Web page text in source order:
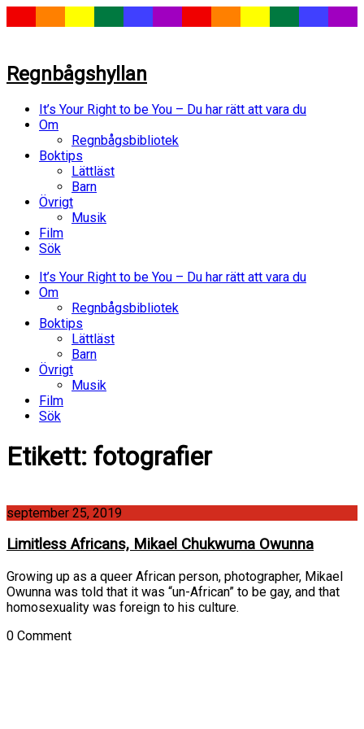
Regnbågshyllan
It’s Your Right to be You – Du har rätt att vara du
Om
Regnbågsbibliotek
Boktips
Lättläst
Barn
Övrigt
Musik
Film
Sök
It’s Your Right to be You – Du har rätt att vara du
Om
Regnbågsbibliotek
Boktips
Lättläst
Barn
Övrigt
Musik
Film
Sök
Etikett: fotografier
september 25, 2019
Limitless Africans, Mikael Chukwuma Owunna
Growing up as a queer African person, photographer, Mikael
Owunna was told that it was “un-African” to be gay, and that
homosexuality was foreign to his culture.
0 Comment